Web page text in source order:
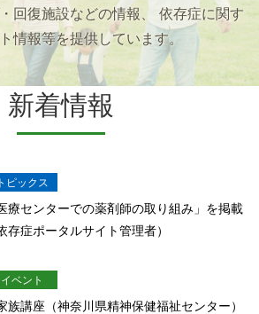
回復施設などの情報、 依存症に関す
情報等を提供しています。
新着情報
トピックス
療センターでの薬剤師の取り組み」を掲載
存症ポータルサイト管理者）
イベント
講座（神奈川県精神保健福祉センター）